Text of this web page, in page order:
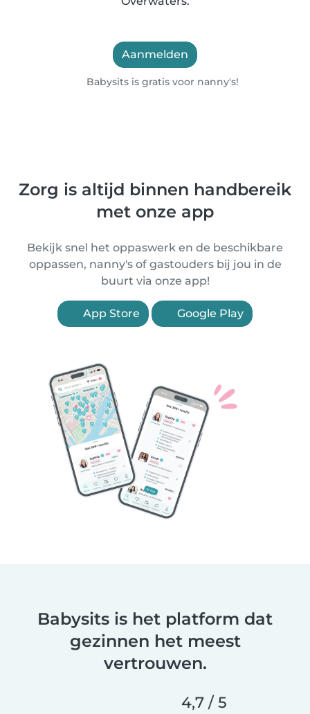
Aanmelden
Babysits is gratis voor nanny's!
Zorg is altijd binnen handbereik
met onze app
Bekijk snel het oppaswerk en de beschikbare
oppassen, nanny's of gastouders bij jou in de
buurt via onze app!
App Store Google Play
Babysits is het platform dat
gezinnen het meest
vertrouwen.
4,7 / 5